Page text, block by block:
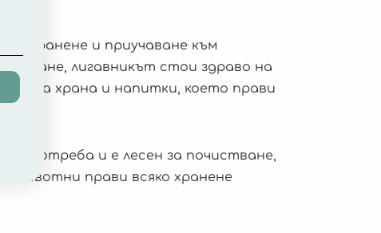
на хранене и приучаване към
лигавникът стои здраво на
храна и напитки, което прави
употреба и е лесен за почистване,
животни прави всяко хранене